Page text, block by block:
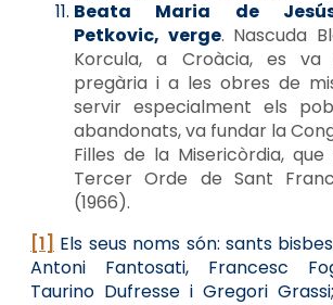
Beata Maria de
Petkovic, verge. Nascuda
Korcula, a Croàcia, es
pregària i a les obres de
servir especialment els
abandonats, va fundar la
Filles de la Misericòrdia,
Tercer Orde de Sant
(1966).
[1] Els seus noms són: sants
Antoni Fantosati, Francesc
Taurino Dufresse i Gregori